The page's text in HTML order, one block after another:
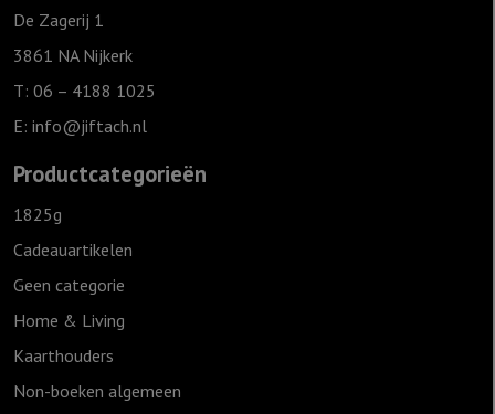
De Zagerij 1
3861 NA Nijkerk
T: 06 – 4188 1025
E: info@jiftach.nl
Productcategorieën
1825g
Cadeauartikelen
Geen categorie
Home & Living
Kaarthouders
Non-boeken algemeen